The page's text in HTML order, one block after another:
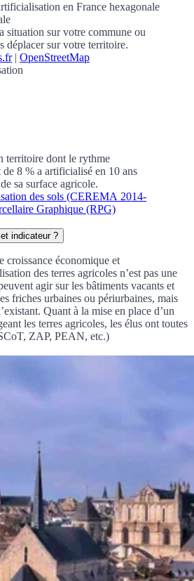
en France hexagonale
situation sur votre commune ou
déplacer sur votre territoire.
| OpenStreetMap
territoire dont le rythme
8 % a artificialisé en 10 ans
sa surface agricole.
des sols (CEREMA 2014-
Graphique (RPG)
indicateur ?
croissance économique et
des terres agricoles n’est pas une
agir sur les bâtiments vacants et
friches urbaines ou périurbaines, mais
Quant à la mise en place d’un
les terres agricoles, les élus ont toutes
, ZAP, PEAN, etc.)